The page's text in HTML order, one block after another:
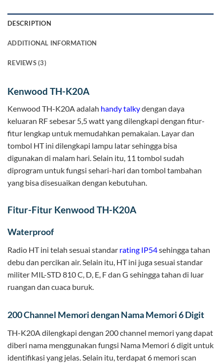
DESCRIPTION
ADDITIONAL INFORMATION
REVIEWS (3)
Kenwood TH-K20A
Kenwood TH-K20A adalah handy talkydengan daya
keluaran RF sebesar 5,5 watt yang dilengkapi dengan fitur-
fitur lengkap untuk memudahkan pemakaian. Layar dan
tombol HT ini dilengkapi lampu latar sehingga bisa
digunakan di malam hari. Selain itu, 11 tombol sudah
diprogram untuk fungsi sehari-hari dan tombol tambahan
yang bisa disesuaikan dengan kebutuhan.
Fitur-Fitur Kenwood TH-K20A
Waterproof
Radio HT ini telah sesuai standar rating IP54sehingga tahan
debu dan percikan air. Selain itu, HT ini juga sesuai standar
militer MIL-STD 810 C, D, E, F dan G sehingga tahan di luar
ruangan dan cuaca buruk.
200 Channel Memori dengan Nama Memori 6 Digit
TH-K20A dilengkapi dengan 200 channel memori yang dapat
diberi nama menggunakan fungsi Nama Memori 6 digit untuk
identifikasi yang jelas. Selain itu, terdapat 6 memori scan